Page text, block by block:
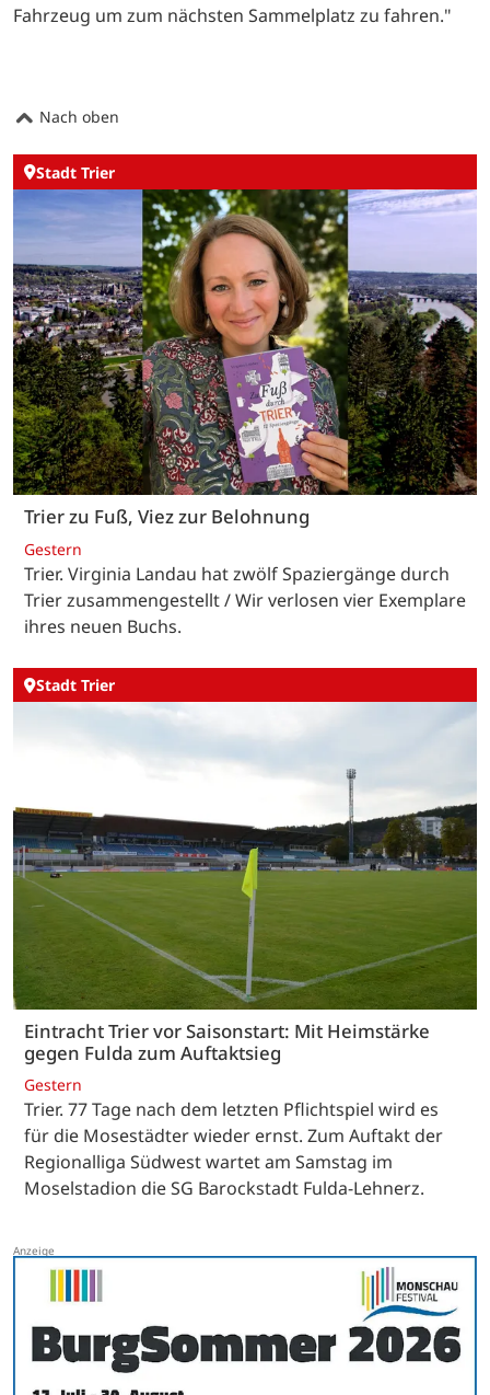
Fahrzeug um zum nächsten Sammelplatz zu fahren."
Nach oben
Stadt Trier
Trier zu Fuß, Viez zur Belohnung
Gestern
Trier. Virginia Landau hat zwölf Spaziergänge durch
Trier zusammengestellt / Wir verlosen vier Exemplare
ihres neuen Buchs.
Stadt Trier
Eintracht Trier vor Saisonstart: Mit Heimstärke
gegen Fulda zum Auftaktsieg
Gestern
Trier. 77 Tage nach dem letzten Pflichtspiel wird es
für die Mosestädter wieder ernst. Zum Auftakt der
Regionalliga Südwest wartet am Samstag im
Moselstadion die SG Barockstadt Fulda-Lehnerz.